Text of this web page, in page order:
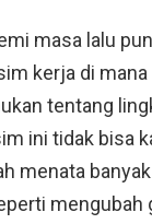
masa lalu
kerja di mana
tentang
ini tidak bisa
menata
mengubah